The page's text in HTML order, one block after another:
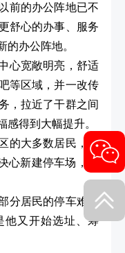
前的办公阵地已不
舒心的办事、服务
的办公阵地。
心宽敞明亮，舒适
等区域，并一改传
，拉近了干群之间
感得到大幅提升。
的大多数居民，也
心新建停车场，解
分居民的停车难，
他又开始选址、筹